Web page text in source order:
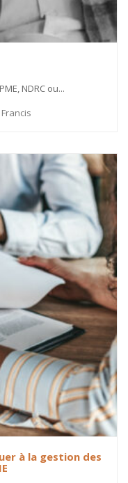
NDRC ou...
Francis
à la gestion des